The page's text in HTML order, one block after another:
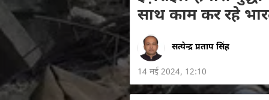
साथ काम कर रहे
सत्येन्द्र प्रताप सिंह
14 मई 2024, 12:10